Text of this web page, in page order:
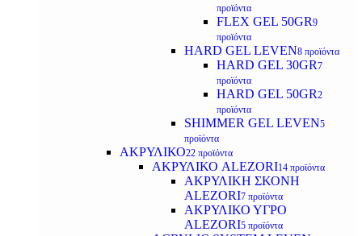
προϊόντα
FLEX GEL 50GR9
προϊόντα
HARD GEL LEVEN8 προϊόντα
HARD GEL 30GR7
προϊόντα
HARD GEL 50GR2
προϊόντα
SHIMMER GEL LEVEN5
προϊόντα
ΑΚΡΥΛΙΚΟ22 προϊόντα
ΑΚΡΥΛΙΚΟ ALEZORI14 προϊόντα
ΑΚΡΥΛΙΚΗ ΣΚΟΝΗ
ALEZORI7 προϊόντα
ΑΚΡΥΛΙΚΟ ΥΓΡΟ
ALEZORI5 προϊόντα